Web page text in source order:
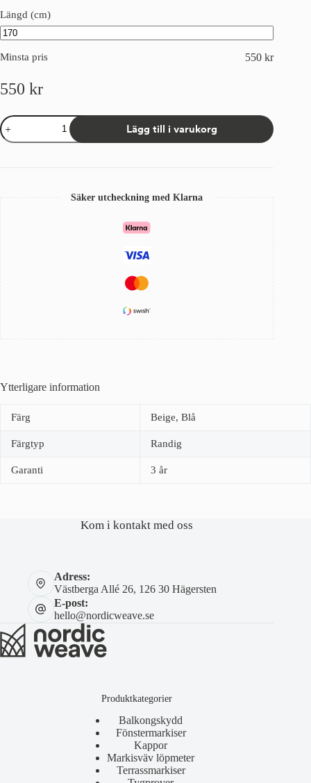
Längd (cm)
Minsta pris 550kr
550 kr
Löpmeter
Sandatex
641/10
Lägg till i varukorg
Säker utcheckning med Klarna
Ytterligare information
Färg Beige, Blå
Färgtyp Randig
Garanti 3 år
Kom i kontakt med oss
Adress:
Västberga Allé 26, 126 30 Hägersten
E-post:
hello@nordicweave.se
Produktkategorier
Balkongskydd
Fönstermarkiser
Kappor
Markisväv löpmeter
Terrassmarkiser